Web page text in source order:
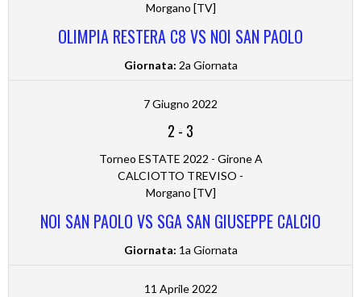
Morgano [TV]
OLIMPIA RESTERA C8 VS NOI SAN PAOLO
Giornata: 2a Giornata
7 Giugno 2022
2 - 3
Torneo ESTATE 2022 - Girone A
CALCIOTTO TREVISO -
Morgano [TV]
NOI SAN PAOLO VS SGA SAN GIUSEPPE CALCIO
Giornata: 1a Giornata
11 Aprile 2022